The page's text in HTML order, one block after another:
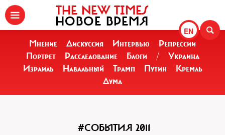
EN
THE NEW TIMES
НОВОЕ ВРЕМЯ
Мнение Дискуссия Интервью
Репрессии
Портрет
Расследование Блоги /
Украина
Израиль
Навальный Трамп Путин
Кремль
Дума
#СОБЫТИЯ 2011